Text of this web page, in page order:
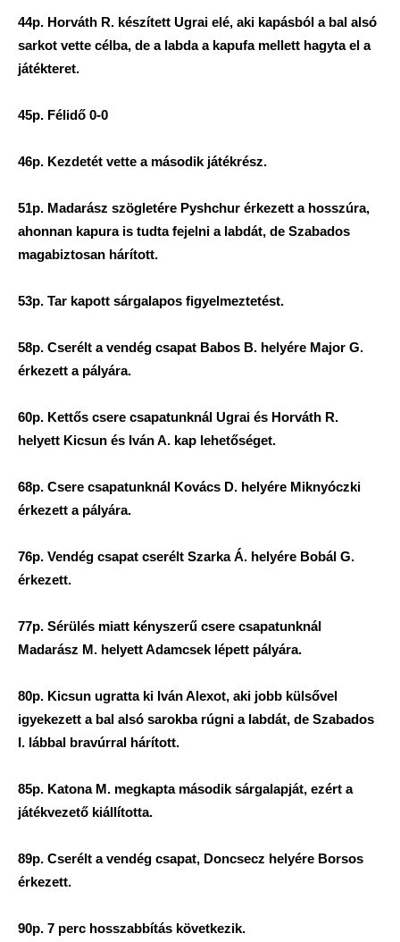
44p. Horváth R. készített Ugrai elé, aki kapásból a bal alsó
sarkot vette célba, de a labda a kapufa mellett hagyta el a
játékteret.
45p. Félidő 0-0
46p. Kezdetét vette a második játékrész.
51p. Madarász szögletére Pyshchur érkezett a hosszúra,
ahonnan kapura is tudta fejelni a labdát, de Szabados
magabiztosan hárított.
53p. Tar kapott sárgalapos figyelmeztetést.
58p. Cserélt a vendég csapat Babos B. helyére Major G.
érkezett a pályára.
60p. Kettős csere csapatunknál Ugrai és Horváth R.
helyett Kicsun és Iván A. kap lehetőséget.
68p. Csere csapatunknál Kovács D. helyére Miknyóczki
érkezett a pályára.
76p. Vendég csapat cserélt Szarka Á. helyére Bobál G.
érkezett.
77p. Sérülés miatt kényszerű csere csapatunknál
Madarász M. helyett Adamcsek lépett pályára.
80p. Kicsun ugratta ki Iván Alexot, aki jobb külsővel
igyekezett a bal alsó sarokba rúgni a labdát, de Szabados
I. lábbal bravúrral hárított.
85p. Katona M. megkapta második sárgalapját, ezért a
játékvezető kiállította.
89p. Cserélt a vendég csapat, Doncsecz helyére Borsos
érkezett.
90p. 7 perc hosszabbítás következik.